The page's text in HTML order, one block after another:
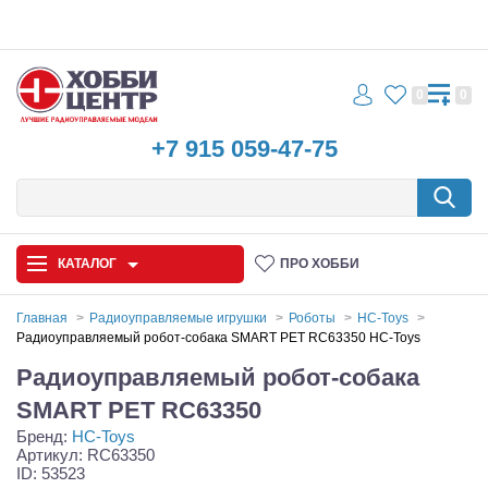
+7 915 059-47-75
0 0
КАТАЛОГ ПРО ХОББИ
Запчасти и аксессуары
Игрушки
Главная Радиоуправляемые игрушки Роботы
HC-Toys
Радиоуправляемый робот-собака SMART PET RC63350 HC-Toys
Радиоуправляемый робот-собака
SMART PET RC63350
Бренд: HC-Toys
Артикул: RC63350
ID: 53523